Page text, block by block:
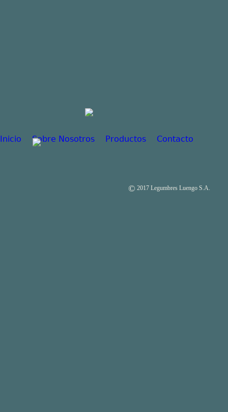
Inicio Sobre Nosotros Productos Contacto
© 2017 Legumbres Luengo S.A.